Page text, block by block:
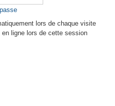
lors de chaque visite
en ligne lors de cette session